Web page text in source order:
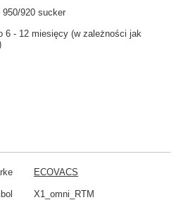
920 sucker
6 - 12 miesięcy (w zależności jak
ECOVACS
X1_omni_RTM